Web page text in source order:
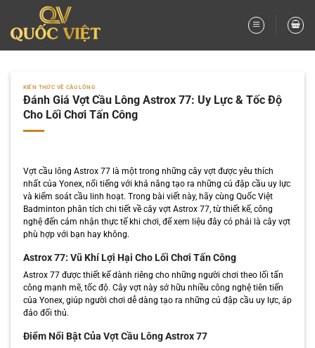
nội
dung
KIẾN THỨC VỀ CẦU LÔNG
Đánh Giá Vợt Cầu Lông Astrox 77: Uy Lực & Tốc Độ
Cho Lối Chơi Tấn Công
Vợt cầu lông Astrox 77 là một trong những cây vợt được yêu thích
nhất của Yonex, nổi tiếng với khả năng tạo ra những cú đập cầu uy lực
và kiểm soát cầu linh hoạt. Trong bài viết này, hãy cùng Quốc Việt
Badminton phân tích chi tiết về cây vợt Astrox 77, từ thiết kế, công
nghệ đến cảm nhận thực tế khi chơi, để xem liệu đây có phải là cây vợt
phù hợp với bạn hay không.
Astrox 77: Vũ Khí Lợi Hại Cho Lối Chơi Tấn Công
Astrox 77 được thiết kế dành riêng cho những người chơi theo lối tấn
công mạnh mẽ, tốc độ. Cây vợt này sở hữu nhiều công nghệ tiên tiến
của Yonex, giúp người chơi dễ dàng tạo ra những cú đập cầu uy lực, áp
đảo đối thủ.
Điểm Nổi Bật Của Vợt Cầu Lông Astrox 77